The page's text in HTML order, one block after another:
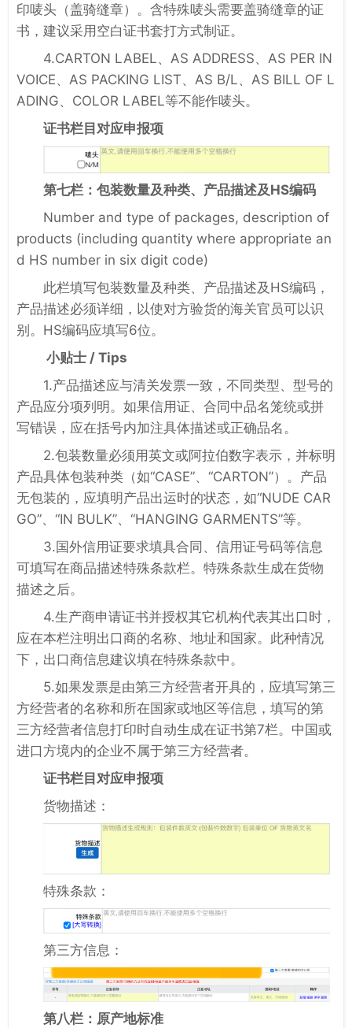
印唛头（盖骑缝章）。含特殊唛头需要盖骑缝章的证
书，建议采用空白证书套打方式制证。
4.CARTON LABEL、AS ADDRESS、AS PER IN
VOICE、AS PACKING LIST、AS B/L、AS BILL OF L
ADING、COLOR LABEL等不能作唛头。
证书栏目对应申报项
第七栏：包装数量及种类、 产品描述及HS编码
Number and type of packages, description of
products (including quantity where appropriate an
d HS number in six digit code)
此栏填写包装数量及种类、产品描述及HS编码，
产品描述必须详细，以使对方验货的海关官员可以识
别。HS编码应填写6位。
小贴士 / Tips
1.产品描述应与清关发票一致，不同类型、型号的
产品应分项列明。如果信用证、合同中品名笼统或拼
写错误，应在括号内加注具体描述或正确品名。
2.包装数量必须用英文或阿拉伯数字表示，并标明
产品具体包装种类（如“CASE”、“CARTON”）。产品
无包装的，应填明产品出运时的状态，如“NUDE CAR
GO”、“IN BULK”、“HANGING GARMENTS”等。
3.国外信用证要求填具合同、信用证号码等信息
可填写在商品描述特殊条款栏。特殊条款生成在货物
描述之后。
4.生产商申请证书并授权其它机构代表其出口时，
应在本栏注明出口商的名称、地址和国家。此种情况
下，出口商信息建议填在特殊条款中。
5.如果发票是由第三方经营者开具的，应填写第三
方经营者的名称和所在国家或地区等信息，填写的第
三方经营者信息打印时自动生成在证书第7栏。中国或
进口方境内的企业不属于第三方经营者。
证书栏目对应申报项
货物描述：
特殊条款：
第三方信息：
第八栏：原产地标准